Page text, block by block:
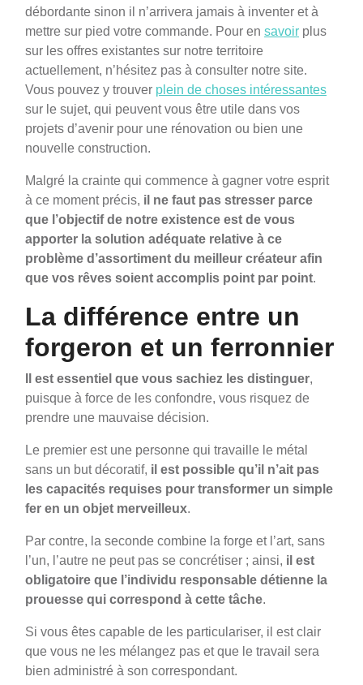
débordante sinon il n’arrivera jamais à inventer et à
mettre sur pied votre commande. Pour en savoir plus
sur les offres existantes sur notre territoire
actuellement, n’hésitez pas à consulter notre site.
Vous pouvez y trouver plein de choses intéressantes
sur le sujet, qui peuvent vous être utile dans vos
projets d’avenir pour une rénovation ou bien une
nouvelle construction.
Malgré la crainte qui commence à gagner votre esprit
à ce moment précis, il ne faut pas stresser parce
que l’objectif de notre existence est de vous
apporter la solution adéquate relative à ce
problème d’assortiment du meilleur créateur afin
que vos rêves soient accomplis point par point.
La différence entre un
forgeron et un ferronnier
Il est essentiel que vous sachiez les distinguer,
puisque à force de les confondre, vous risquez de
prendre une mauvaise décision.
Le premier est une personne qui travaille le métal
sans un but décoratif, il est possible qu’il n’ait pas
les capacités requises pour transformer un simple
fer en un objet merveilleux.
Par contre, la seconde combine la forge et l’art, sans
l’un, l’autre ne peut pas se concrétiser ; ainsi, il est
obligatoire que l’individu responsable détienne la
prouesse qui correspond à cette tâche.
Si vous êtes capable de les particulariser, il est clair
que vous ne les mélangez pas et que le travail sera
bien administré à son correspondant.